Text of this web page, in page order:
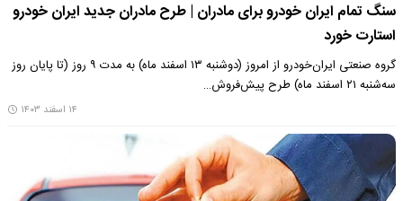
سنگ تمام ایران خودرو برای مادران | طرح مادران جدید ایران خودرو
استارت خورد
گروه صنعتی ایران‌خودرو از امروز (دوشنبه ۱۳ اسفند ماه) به مدت ۹ روز (تا پایان روز
سه‌شنبه ۲۱ اسفند ماه) طرح پیش‌فروش…
۱۴ اسفند ۱۴۰۳